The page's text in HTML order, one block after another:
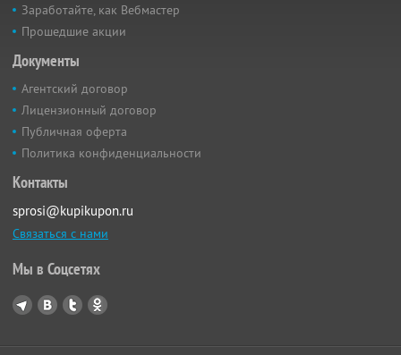
Заработайте, как Вебмастер
Прошедшие акции
Документы
Агентский договор
Лицензионный договор
Публичная оферта
Политика конфиденциальности
Контакты
sprosi@kupikupon.ru
Связаться с нами
Мы в Соцсетях